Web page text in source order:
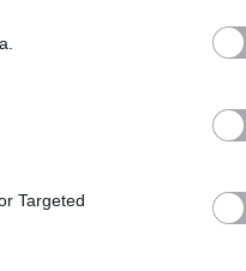
Targeted